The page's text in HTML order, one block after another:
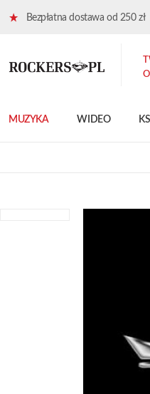
Bezpłatna dostawa od 250 zł
MUZYKA WIDEO